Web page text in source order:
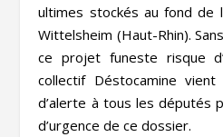
ultimes stockés au fond de
Wittelsheim (Haut-Rhin).
ce projet funeste risque
collectif Déstocamine
d’alerte à tous les députés
d’urgence de ce dossier.